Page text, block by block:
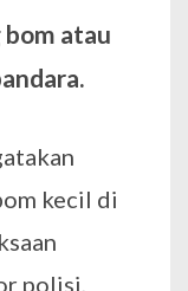
bom atau
kecil di
polisi,